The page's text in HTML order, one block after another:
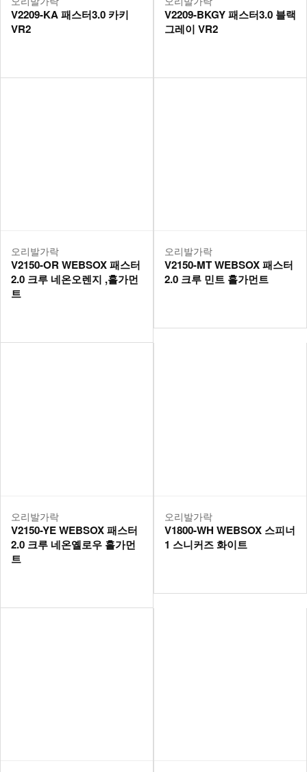
V2209-KA 패스터3.0 카키
VR2
V2209-BKGY 패스터3.0 블랙
그레이 VR2
오리발가락
V2150-OR WEBSOX 패스터
2.0 크루 네온오렌지 ,홀가먼
트
오리발가락
V2150-MT WEBSOX 패스터
2.0 크루 민트 홀가먼트
오리발가락
V2150-YE WEBSOX 패스터
2.0 크루 네온옐로우 홀가먼
트
오리발가락
V1800-WH WEBSOX 스피너
1 스니커즈 화이트